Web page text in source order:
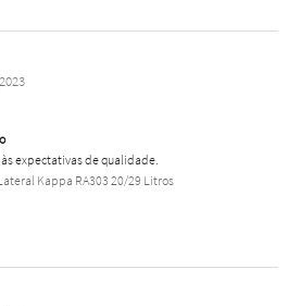
expectativas de qualidade.
Kappa RA303 20/29 Litros